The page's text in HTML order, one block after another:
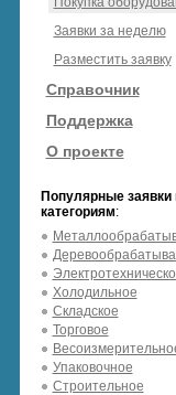
Заявки за неделю
Разместить заявку
Справочник
Поддержка
О проекте
Популярные заявки
категориям:
Холодильное
Складское
Торговое
Упаковочное
Строительное